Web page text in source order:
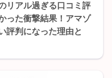
リアル過ぎる口コミ評
った衝撃結果！アマゾ
評判になった理由と